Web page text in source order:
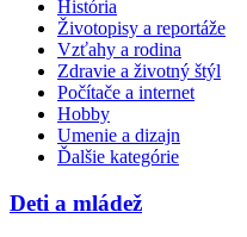
História
Životopisy a reportáže
Vzťahy a rodina
Zdravie a životný štýl
Počítače a internet
Hobby
Umenie a dizajn
Ďalšie kategórie
Deti a mládež